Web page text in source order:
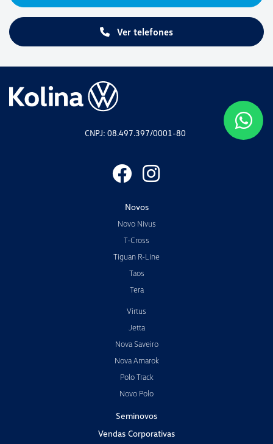
Ver telefones
CNPJ: 08.497.397/0001-80
Novos
Novo Nivus
T-Cross
Tiguan R-Line
Taos
Tera
Virtus
Jetta
Nova Saveiro
Nova Amarok
Polo Track
Novo Polo
Seminovos
Vendas Corporativas